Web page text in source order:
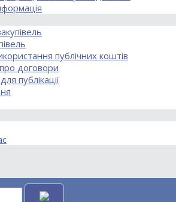
публічних коштів
договори
публікації
85
відділу, розрахункового відділу та відділу